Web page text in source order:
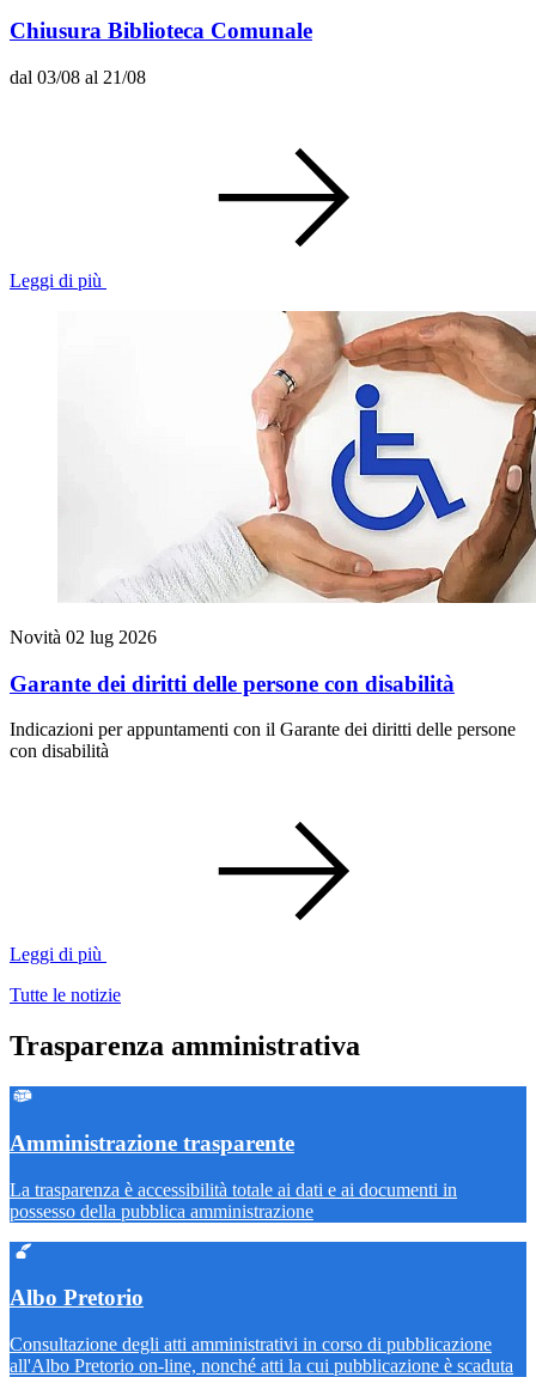
Chiusura Biblioteca Comunale
dal 03/08 al 21/08
Leggi di più
Novità 02 lug 2026
Garante dei diritti delle persone con disabilità
Indicazioni per appuntamenti con il Garante dei diritti delle persone
con disabilità
Leggi di più
Tutte le notizie
Trasparenza amministrativa
Amministrazione trasparente
La trasparenza è accessibilità totale ai dati e ai documenti in
possesso della pubblica amministrazione
Albo Pretorio
Consultazione degli atti amministrativi in corso di pubblicazione
all'Albo Pretorio on-line, nonché atti la cui pubblicazione è scaduta